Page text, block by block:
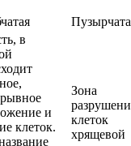
в
и
клеток.
Зона
клеток
хрящевой